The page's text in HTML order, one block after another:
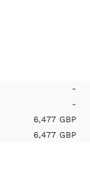
-
-
6,477 GBP
6,477 GBP